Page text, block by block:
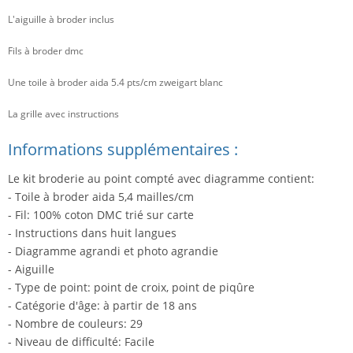
L'aiguille à broder inclus
Fils à broder dmc
Une toile à broder aida 5.4 pts/cm zweigart blanc
La grille avec instructions
Informations supplémentaires :
Le kit broderie au point compté avec diagramme contient:
- Toile à broder aida 5,4 mailles/cm
- Fil: 100% coton DMC trié sur carte
- Instructions dans huit langues
- Diagramme agrandi et photo agrandie
- Aiguille
- Type de point: point de croix, point de piqûre
- Catégorie d'âge: à partir de 18 ans
- Nombre de couleurs: 29
- Niveau de difficulté: Facile